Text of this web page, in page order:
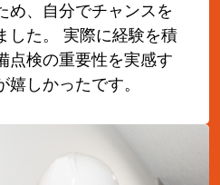
め、自分でチャンスを
した。 実際に経験を積
点検の重要性を実感す
しかったです。